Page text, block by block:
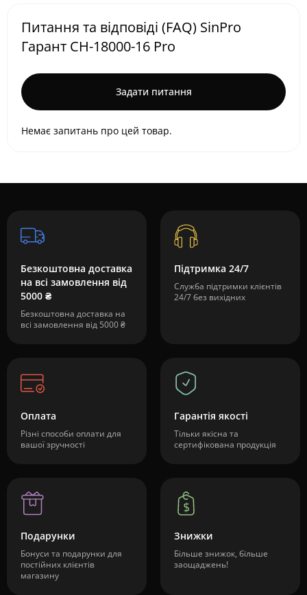
Питання та відповіді (FAQ) SinPro
Гарант СН-18000-16 Pro
Задати питання
Немає запитань про цей товар.
Безкоштовна доставка
на всі замовлення від
5000 ₴
Безкоштовна доставка на
всі замовлення від 5000 ₴
Підтримка 24/7
Служба підтримки клієнтів
24/7 без вихідних
Оплата
Різні способи оплати для
вашої зручності
Гарантія якості
Тільки якісна та
сертифікована продукція
Подарунки
Бонуси та подарунки для
постійних клієнтів
магазину
Знижки
Більше знижок, більше
заощаджень!